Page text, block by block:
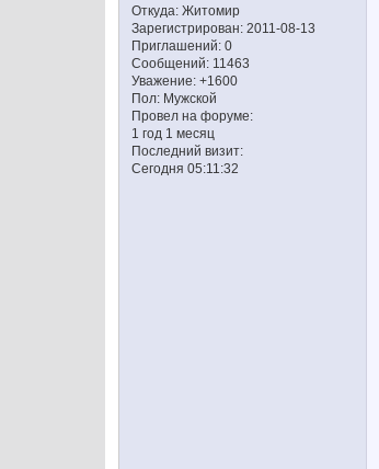
Откуда: Житомир
Зарегистрирован: 2011-08-13
Приглашений: 0
Сообщений: 11463
Уважение: +1600
Пол: Мужской
Провел на форуме:
1 год 1 месяц
Последний визит:
Сегодня 05:11:32